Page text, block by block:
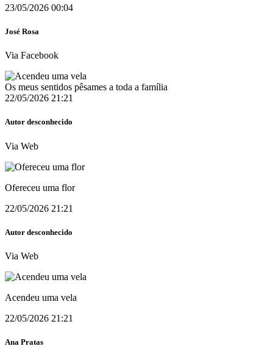
23/05/2026 00:04
José Rosa
Via Facebook
Os meus sentidos pêsames a toda a família
22/05/2026 21:21
Autor desconhecido
Via Web
Ofereceu uma flor
22/05/2026 21:21
Autor desconhecido
Via Web
Acendeu uma vela
22/05/2026 21:21
Ana Pratas